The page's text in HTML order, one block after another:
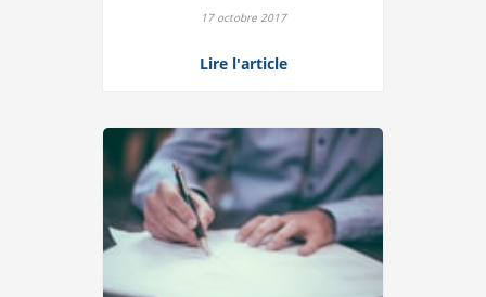
17 octobre 2017
Lire l'article